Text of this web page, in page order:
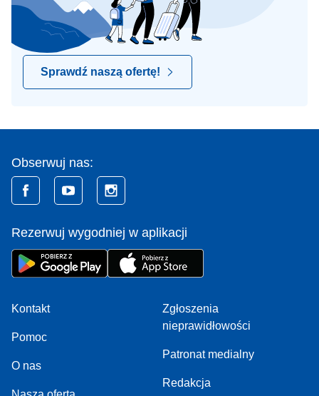
Sprawdź naszą ofertę!
Obserwuj nas:
Rezerwuj wygodniej w aplikacji
Kontakt
Pomoc
O nas
Zgłoszenia
nieprawidłowości
Patronat medialny
Redakcja